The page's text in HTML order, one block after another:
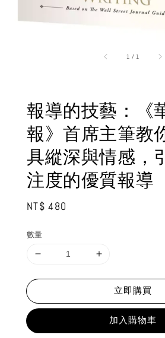
1 / 1
報導的技藝：《
報》首席主筆教
具縱深與情感，
注度的優質報導
Regular
NT$ 480
數量
立即購買
加入購物車